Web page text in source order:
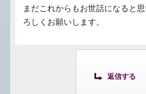
まだこれからもお世話になると
ろしくお願いします。
返信する